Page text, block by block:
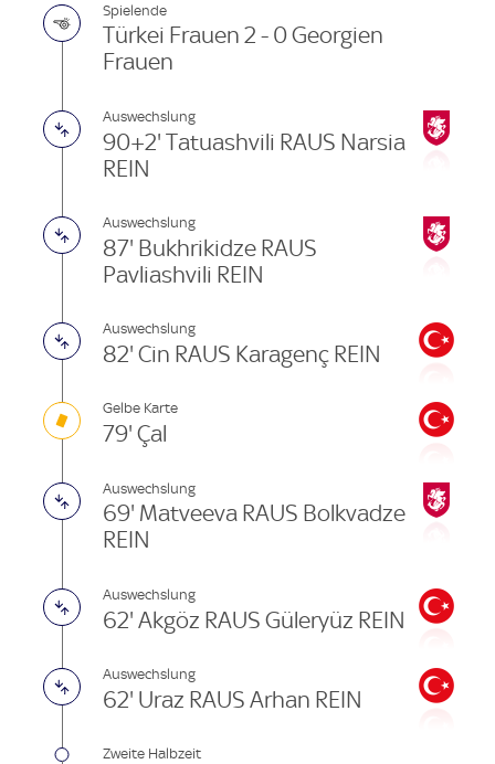
Spielende
Türkei Frauen 2 - 0 Georgien
Frauen
Auswechslung
90+2' Tatuashvili RAUS Narsia
REIN
Auswechslung
87' Bukhrikidze RAUS
Pavliashvili REIN
Auswechslung
82' Cin RAUS Karagenç REIN
Gelbe Karte
79' Çal
Auswechslung
69' Matveeva RAUS Bolkvadze
REIN
Auswechslung
62' Akgöz RAUS Güleryüz REIN
Auswechslung
62' Uraz RAUS Arhan REIN
Zweite Halbzeit